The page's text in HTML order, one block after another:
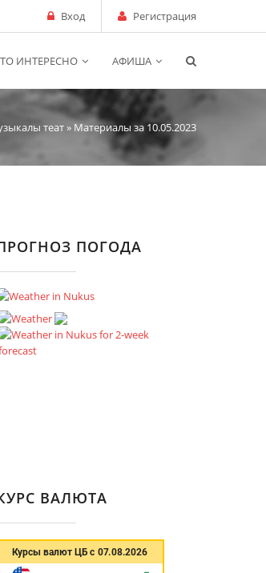
Вход Регистрация
ИНТЕРЕСНО АФИША
теат» Материалы за 10.05.2023
ПОГОДА
ВАЛЮТА